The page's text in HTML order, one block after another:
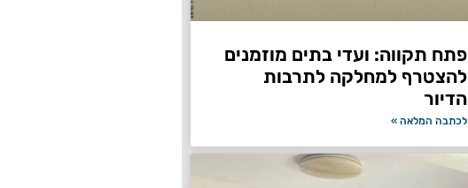
פתח תקווה: ועדי בתים מוזמנים
להצטרף למחלקה לתרבות
הדיור
לכתבה המלאה »